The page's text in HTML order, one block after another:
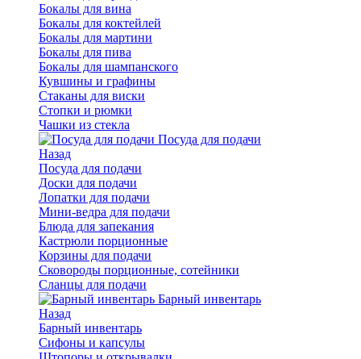
Бокалы для вина
Бокалы для коктейлей
Бокалы для мартини
Бокалы для пива
Бокалы для шампанского
Кувшины и графины
Стаканы для виски
Стопки и рюмки
Чашки из стекла
Посуда для подачи
Назад
Посуда для подачи
Доски для подачи
Лопатки для подачи
Мини-ведра для подачи
Блюда для запекания
Кастрюли порционные
Корзины для подачи
Сковороды порционные, сотейники
Сланцы для подачи
Барный инвентарь
Назад
Барный инвентарь
Сифоны и капсулы